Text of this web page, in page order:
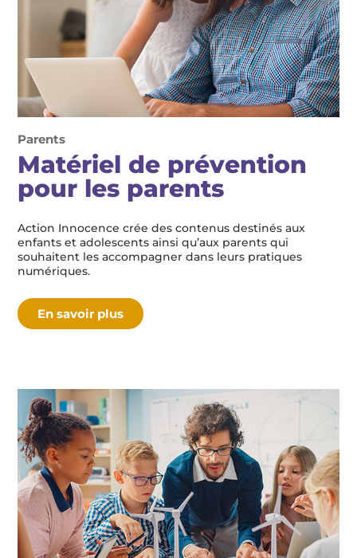
Parents
Matériel de prévention
pour les parents
Action Innocence crée des contenus destinés aux
enfants et adolescents ainsi qu’aux parents qui
souhaitent les accompagner dans leurs pratiques
numériques.
En savoir plus